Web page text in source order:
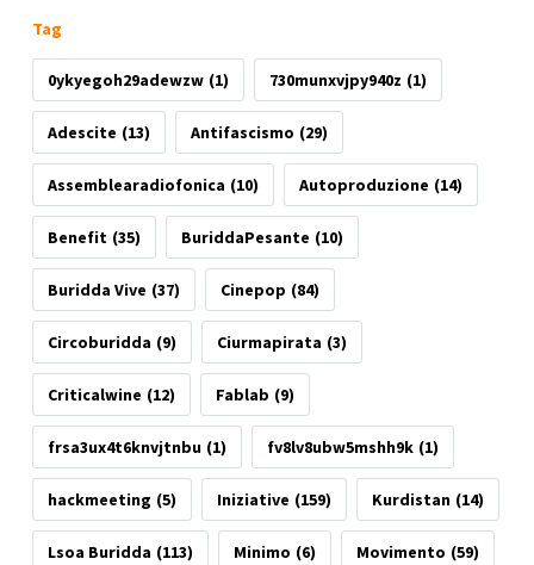
Tag
0ykyegoh29adewzw (1) 730munxvjpy940z (1)
Adescite (13) Antifascismo (29)
Assemblearadiofonica (10) Autoproduzione (14)
Benefit (35) BuriddaPesante (10)
Buridda Vive (37) Cinepop (84)
Circoburidda (9) Ciurmapirata (3)
Criticalwine (12) Fablab (9)
frsa3ux4t6knvjtnbu (1) fv8lv8ubw5mshh9k (1)
hackmeeting (5) Iniziative (159) Kurdistan (14)
Lsoa Buridda (113) Minimo (6) Movimento (59)